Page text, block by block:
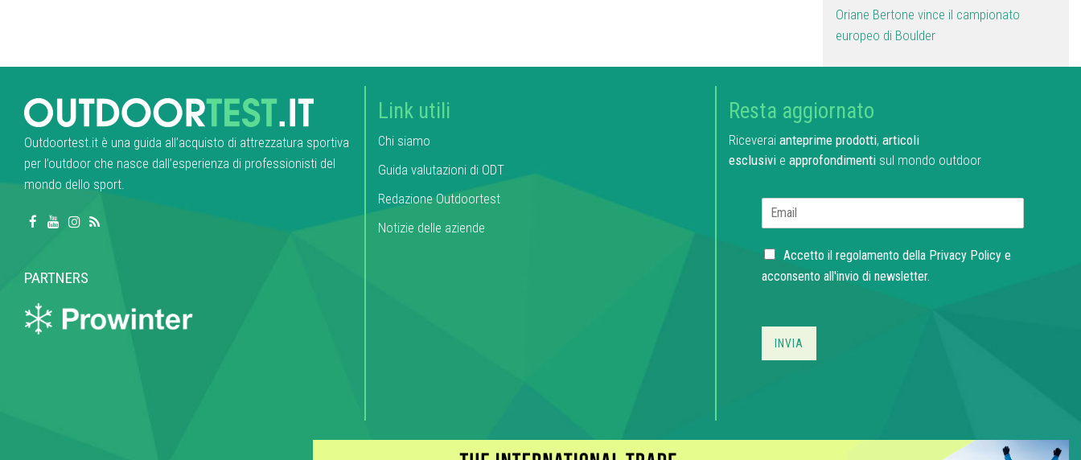
Oriane Bertone vince il campionato
europeo di Boulder
Outdoortest.it è una guida all’acquisto di attrezzatura sportiva
per l’outdoor che nasce dall’esperienza di professionisti del
mondo dello sport.
PARTNERS
Link utili
Chi siamo
Guida valutazioni di ODT
Redazione Outdoortest
Notizie delle aziende
Resta aggiornato
Riceveraianteprime prodotti, articoli
esclusivie approfondimentisul mondo outdoor
*
C
e
b
x
Accetto il regolamento della Privacy Policye
acconsento all'invio di newsletter.
INVIA